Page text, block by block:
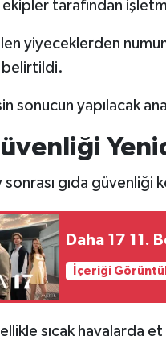
ekipler tarafından
yiyeceklerden
sonucun yapılacak
sonrası gıda
Daha 17 11.
İçeriği
sıcak havalarda